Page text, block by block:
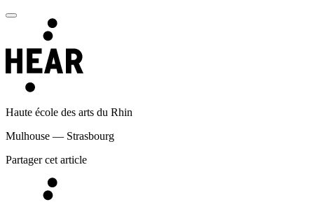
Haute école des arts du Rhin
Mulhouse — Strasbourg
Partager cet article